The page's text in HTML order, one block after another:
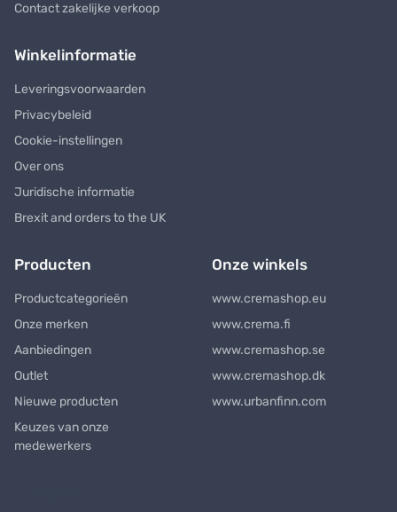
Contact zakelijke verkoop
Winkelinformatie
Leveringsvoorwaarden
Privacybeleid
Cookie-instellingen
Over ons
Juridische informatie
Brexit and orders to the UK
Producten
Productcategorieën
Onze merken
Aanbiedingen
Outlet
Nieuwe producten
Keuzes van onze
medewerkers
Onze winkels
www.cremashop.eu
www.crema.fi
www.cremashop.se
www.cremashop.dk
www.urbanfinn.com